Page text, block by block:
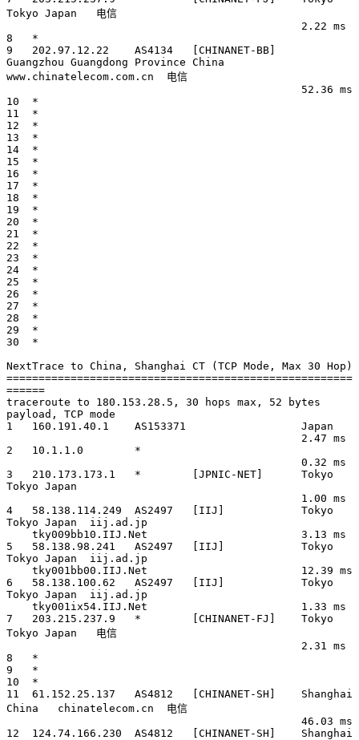
Tokyo Japan   电信
8   *
9   202.97.12.22    AS4134   [CHINANET-BB]
Guangzhou Guangdong Province China
www.chinatelecom.com.cn  电信
10  *
11  *
12  *
13  *
14  *
15  *
16  *
17  *
18  *
19  *
20  *
21  *
22  *
23  *
24  *
25  *
26  *
27  *
28  *
29  *
30  *
NextTrace to China, Shanghai CT (TCP Mode, Max 30 Hop)
======================================================
======
traceroute to 180.153.28.5, 30 hops max, 52 bytes
payload, TCP mode
1   160.191.40.1    AS153371                  Japan
2   10.1.1.0        *
3   210.173.173.1   *        [JPNIC-NET]      Tokyo
Tokyo Japan
4   58.138.114.249  AS2497   [IIJ]            Tokyo
Tokyo Japan  iij.ad.jp
5   58.138.98.241   AS2497   [IIJ]            Tokyo
Tokyo Japan  iij.ad.jp
6   58.138.100.62   AS2497   [IIJ]            Tokyo
Tokyo Japan  iij.ad.jp
7   203.215.237.9   *        [CHINANET-FJ]    Tokyo
Tokyo Japan   电信
8   *
9   *
10  *
11  61.152.25.137   AS4812   [CHINANET-SH]    Shanghai
China   chinatelecom.cn  电信
12  124.74.166.230  AS4812   [CHINANET-SH]    Shanghai